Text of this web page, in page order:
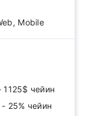
Mobile
1125$ чейин
25% чейин